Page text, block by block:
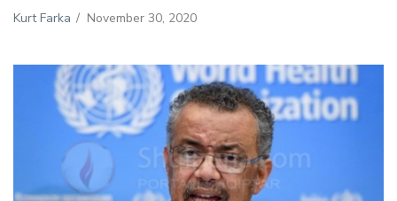
Kurt Farka / November 30, 2020